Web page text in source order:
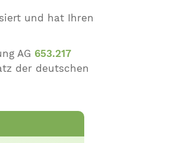
und hat Ihren
AG 653.217
der deutschen